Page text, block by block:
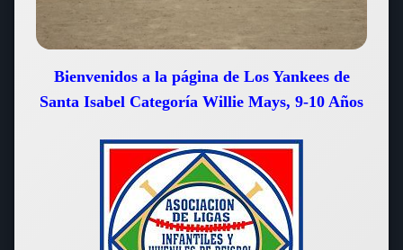
Bienvenidos a la página de Los Yankees de
Santa Isabel Categoría Willie Mays, 9-10 Años